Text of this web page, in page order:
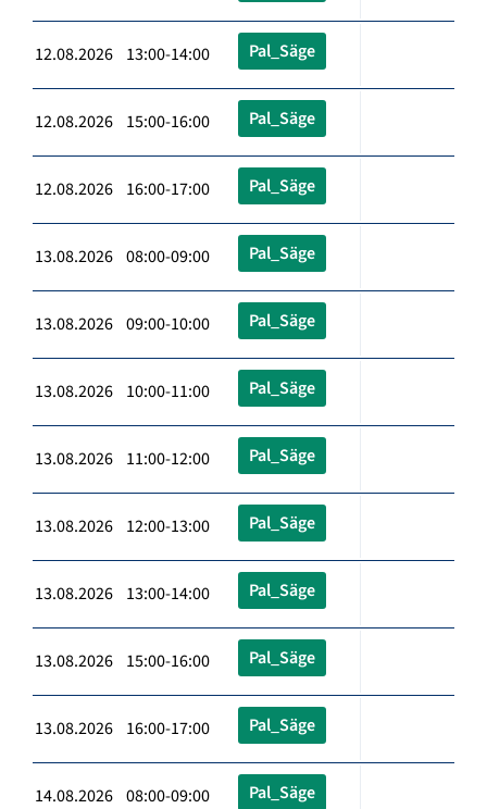
12.08.2026 13:00-14:00 Pal_Säge
12.08.2026 15:00-16:00 Pal_Säge
12.08.2026 16:00-17:00 Pal_Säge
13.08.2026 08:00-09:00 Pal_Säge
13.08.2026 09:00-10:00 Pal_Säge
13.08.2026 10:00-11:00 Pal_Säge
13.08.2026 11:00-12:00 Pal_Säge
13.08.2026 12:00-13:00 Pal_Säge
13.08.2026 13:00-14:00 Pal_Säge
13.08.2026 15:00-16:00 Pal_Säge
13.08.2026 16:00-17:00 Pal_Säge
14.08.2026 08:00-09:00 Pal_Säge